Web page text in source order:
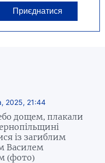
Приєднатися
2025, 21:44
дощем, плакали
із загиблим
Василем
(фото)